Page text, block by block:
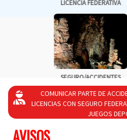
COMUNICAR PARTE DE
LICENCIAS CON SEGURO
JUEGOS